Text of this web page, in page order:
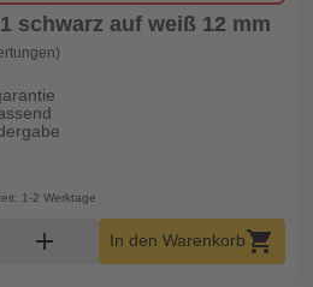
schwarz auf weiß 12 mm
1-2 Werktage
Warenkorb Menge
add In den Warenkorbshopping_cart